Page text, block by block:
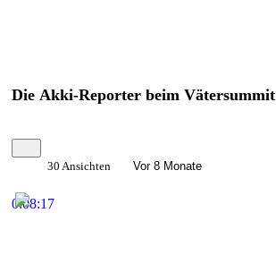
Die Akki-Reporter beim Vätersummit
30 Ansichten Vor 8 Monate
0:08:17